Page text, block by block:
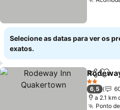
Selecione as datas para ver os
exatos.
Partilhar
2 Estrelas
6,5
a 2.1 km
Ponto